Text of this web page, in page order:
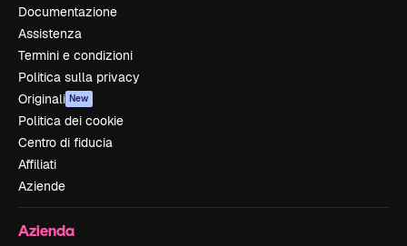
Documentazione
Assistenza
Termini e condizioni
Politica sulla privacy
Originali New
Politica dei cookie
Centro di fiducia
Affiliati
Aziende
Azienda